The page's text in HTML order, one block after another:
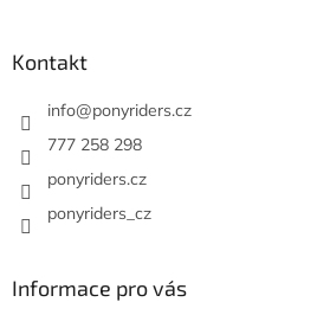
Kontakt
info@ponyriders.cz
777 258 298
ponyriders.cz
ponyriders_cz
Informace pro vás